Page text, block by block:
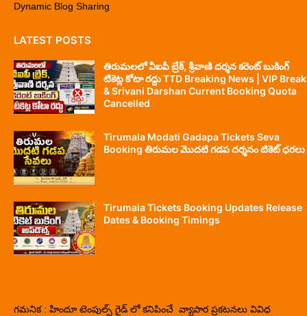
Dynamic Blog Sharing
LATEST POSTS
తిరుమలలో వీఐపీ బ్రేక్, శ్రీవాణి దర్శన కరెంట్ బుకింగ్
టికెట్ల కోటా రద్దు TTD Breaking News | VIP Break
& Srivani Darshan Current Booking Quota
Cancelled
Tirumala Modati Gadapa Tickets Seva
Booking తిరుమల మొదటి గడప దర్శనం టికెట్ ధరలు
Tirumala Tickets Booking Updates Release
Dates & Booking Timings
గమనిక : హిందూ టెంపుల్స్ గైడ్ లో కనిపించే వ్యాపార ప్రకటనలు వివిధ